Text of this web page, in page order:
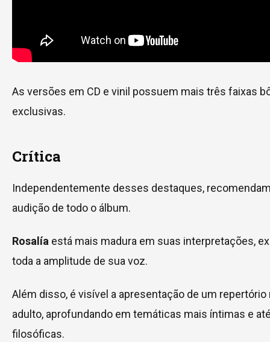
As versões em CD e vinil possuem mais três faixas
exclusivas.
Crítica
Independentemente desses destaques,
audição de todo o álbum.
Rosalía está mais madura em suas interpretações,
toda a amplitude de sua voz.
Além disso, é visível a apresentação de um repertório
adulto, aprofundando em temáticas mais íntimas e
filosóficas.